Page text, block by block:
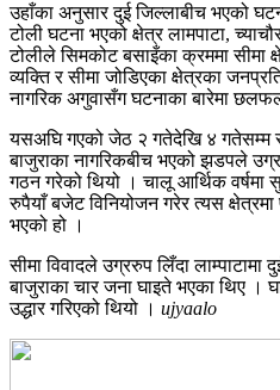
उहाँका अनुसार दुई जिल्लाबीच भएको
टोली घटना भएको क्षेत्र लामपाटा,
टोलीले सिमकोट बसाइँका क्रममा सीमा
व्यक्ति र सीमा जोडिएका क्षेत्रका
नागरिक अगुवासँग घटनाका बारेमा
यसअघि गएको जेठ २ गतेदेखि ४ गतेसम्म
बाजुराका नागरिकबीच भएको झडपले
गठन गरेको थियो । चालू आर्थिक
रुपैयाँ बजेट विनियोजन गरेर त्यस क्षेत्रमा
भएको हो ।
सीमा विवादले उग्ररुप लिँदा
बाजुराका चार जना घाइते भएका थिए ।
उद्धार गरिएको थियो । ujyaalo